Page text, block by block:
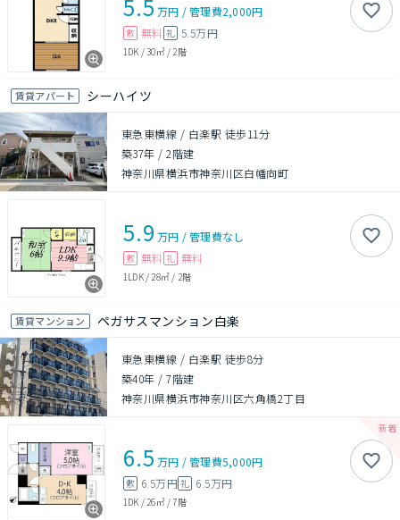
5.5 万円 /管理費2,000円
敷 無料 礼 5.5万円
1DK /30㎡/ 2階
賃貸アパート シーハイツ
東急東横線 / 白楽駅 徒歩11分
築37年 /2階建
神奈川県横浜市神奈川区白幡向町
5.9 万円 /管理費なし
敷 無料 礼 無料
1LDK/ 28㎡ / 2階
賃貸マンション ペガサスマンション白楽
東急東横線 / 白楽駅 徒歩8分
築40年 /7階建
神奈川県横浜市神奈川区六角橋2丁目
6.5 万円 /管理費5,000円
敷 6.5万円礼 6.5万円
1DK / 26㎡/7階